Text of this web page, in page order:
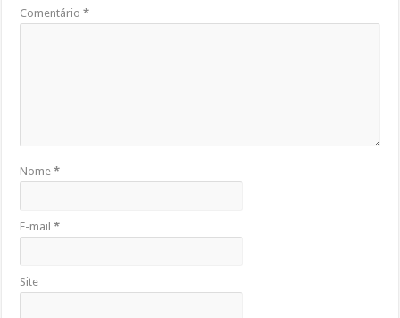
Comentário*
Nome*
E-mail*
Site